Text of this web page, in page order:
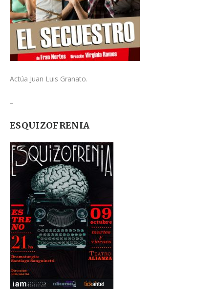
Actúa Juan Luis Granato.
–
ESQUIZOFRENIA